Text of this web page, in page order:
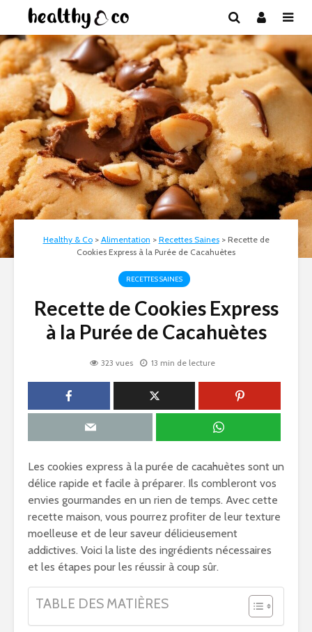
Healthy & Co> Alimentation > Recettes Saines> Recette de
Cookies Express à la Purée de Cacahuètes
RECETTES SAINES
Recette de Cookies Express
à la Purée de Cacahuètes
323 vues 13 min de lecture
Les cookies express à la purée de cacahuètes sont un
délice rapide et facile à préparer. Ils combleront vos
envies gourmandes en un rien de temps. Avec cette
recette maison, vous pourrez profiter de leur texture
moelleuse et de leur saveur délicieusement
addictives. Voici la liste des ingrédients nécessaires
et les étapes pour les réussir à coup sûr.
TABLE DES MATIÈRES